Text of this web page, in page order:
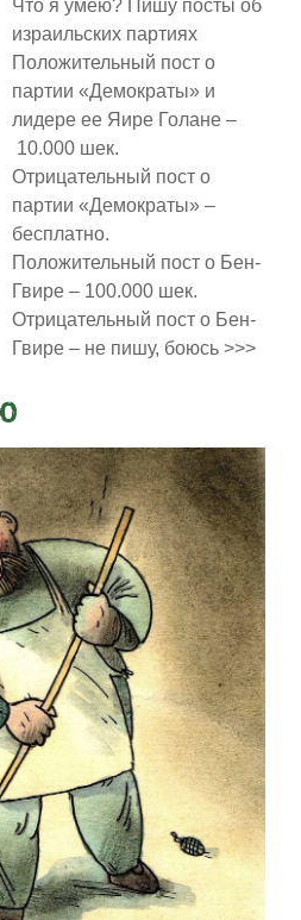
Что я умею? Пишу посты об
израильских партиях
Положительный пост о
партии «Демократы» и
лидере ее Яире Голане –
10.000 шек.
Отрицательный пост о
партии «Демократы» –
бесплатно.
Положительный пост о Бен-
Гвире – 100.000 шек.
Отрицательный пост о Бен-
Гвире – не пишу, боюсь >>>